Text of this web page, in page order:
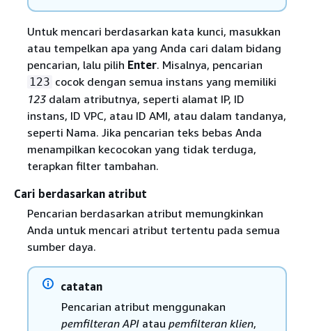
Untuk mencari berdasarkan kata kunci, masukkan
atau tempelkan apa yang Anda cari dalam bidang
pencarian, lalu pilih Enter. Misalnya, pencarian
123 cocok dengan semua instans yang memiliki
123dalam atributnya, seperti alamat IP, ID
instans, ID VPC, atau ID AMI, atau dalam tandanya,
seperti Nama. Jika pencarian teks bebas Anda
menampilkan kecocokan yang tidak terduga,
terapkan filter tambahan.
Cari berdasarkan atribut
Pencarian berdasarkan atribut memungkinkan
Anda untuk mencari atribut tertentu pada semua
sumber daya.
catatan
Pencarian atribut menggunakan
pemfilteran APIatau pemfilteran klien,